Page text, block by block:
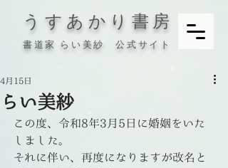
うすあかり書房
書道家 らい美紗 公式サイト
らい美紗
4月15日
この度、令和8年3月5日に婚姻をいた
しました。
それに伴い、再度になりますが改名と